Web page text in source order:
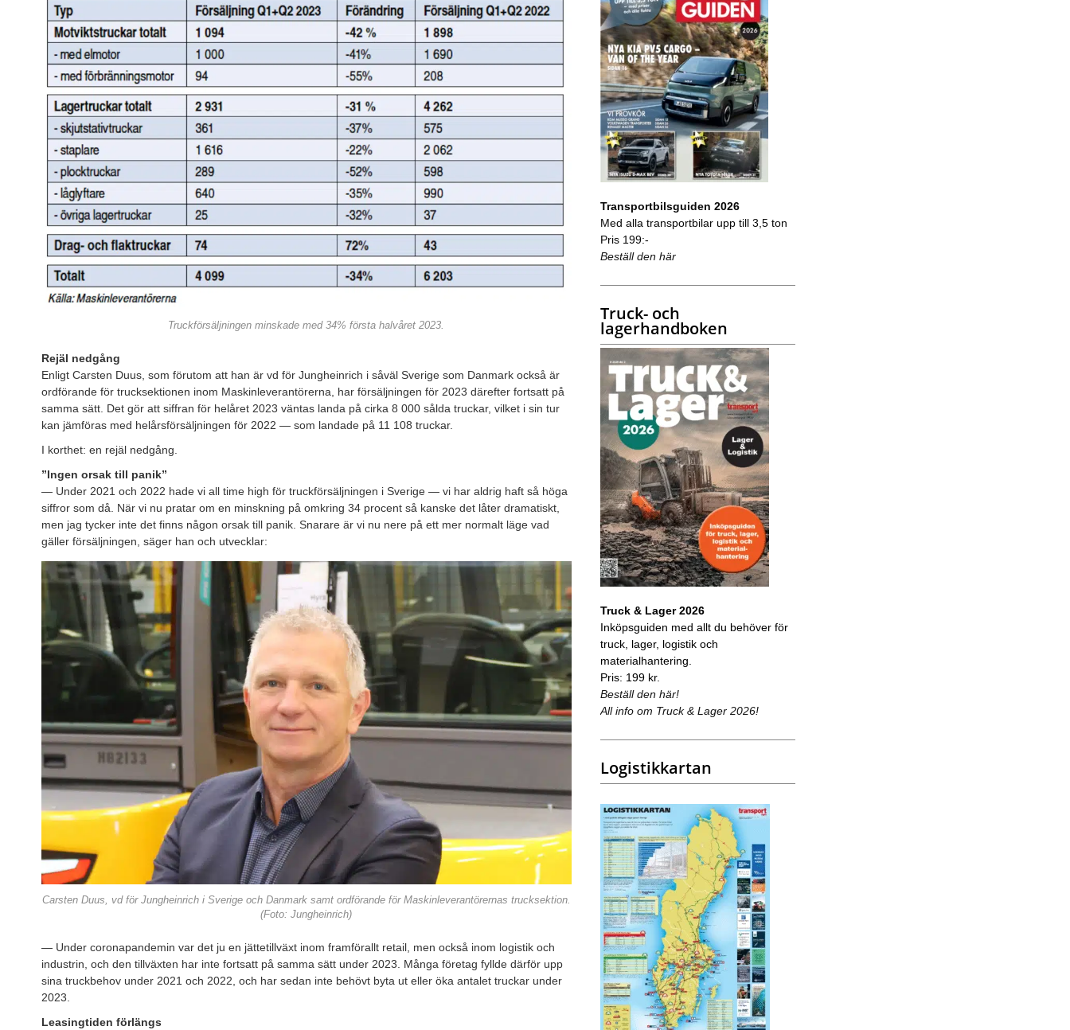
Truckförsäljningen minskade med 34% första halvåret 2023.
Rejäl nedgång
Enligt Carsten Duus, som förutom att han är vd för Jungheinrich i såväl Sverige som Danmark också är
ordförande för trucksektionen inom Maskinleverantörerna, har försäljningen för 2023 därefter fortsatt på
samma sätt. Det gör att siffran för helåret 2023 väntas landa på cirka 8 000 sålda truckar, vilket i sin tur
kan jämföras med helårsförsäljningen för 2022 — som landade på 11 108 truckar.
I korthet: en rejäl nedgång.
”Ingen orsak till panik”
— Under 2021 och 2022 hade vi all time high för truckförsäljningen i Sverige — vi har aldrig haft så höga
siffror som då. När vi nu pratar om en minskning på omkring 34 procent så kanske det låter dramatiskt,
men jag tycker inte det finns någon orsak till panik. Snarare är vi nu nere på ett mer normalt läge vad
gäller försäljningen, säger han och utvecklar:
Carsten Duus, vd för Jungheinrich i Sverige och Danmark samt ordförande för Maskinleverantörernas trucksektion.
(Foto: Jungheinrich)
— Under coronapandemin var det ju en jättetillväxt inom framförallt retail, men också inom logistik och
industrin, och den tillväxten har inte fortsatt på samma sätt under 2023. Många företag fyllde därför upp
sina truckbehov under 2021 och 2022, och har sedan inte behövt byta ut eller öka antalet truckar under
2023.
Leasingtiden förlängs
Transportbilsguiden 2026
Med alla transportbilar upp till 3,5 ton
Pris 199:-
Beställ den här
Truck- och
lagerhandboken
Truck & Lager 2026
Inköpsguiden med allt du behöver för
truck, lager, logistik och
materialhantering.
Pris: 199 kr.
Beställ den här!
All info om Truck & Lager 2026!
Logistikkartan